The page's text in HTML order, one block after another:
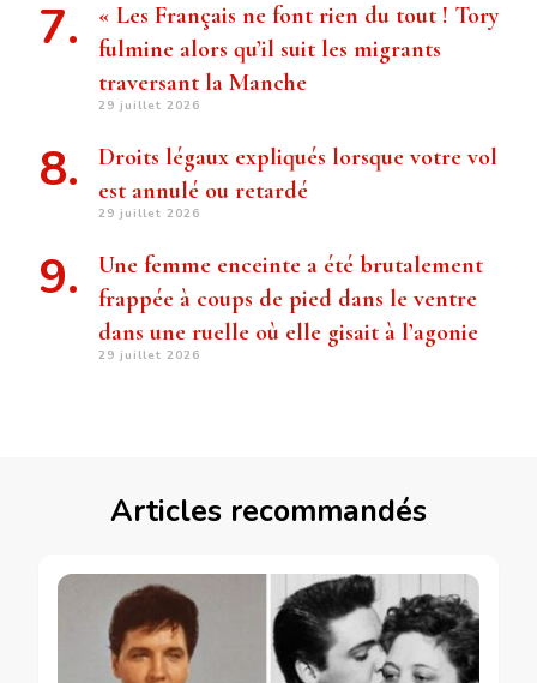
« Les Français ne font rien du tout ! Tory
fulmine alors qu’il suit les migrants
traversant la Manche
29 juillet 2026
Droits légaux expliqués lorsque votre vol
est annulé ou retardé
29 juillet 2026
Une femme enceinte a été brutalement
frappée à coups de pied dans le ventre
dans une ruelle où elle gisait à l’agonie
29 juillet 2026
Articles recommandés